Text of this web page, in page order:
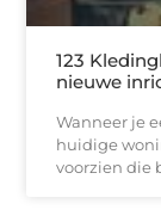
123
nieuwe
Wanneer je
huidige
voorzien die